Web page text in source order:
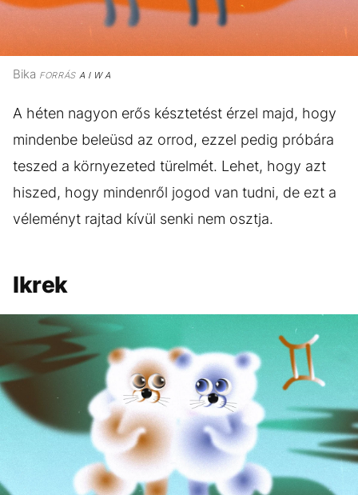
Bika FORRÁSA I W A
A héten nagyon erős késztetést érzel majd, hogy
mindenbe beleüsd az orrod, ezzel pedig próbára
teszed a környezeted türelmét. Lehet, hogy azt
hiszed, hogy mindenről jogod van tudni, de ezt a
véleményt rajtad kívül senki nem osztja.
Ikrek